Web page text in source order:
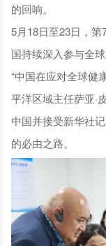
的回响。
5月18日至23日，
国持续深入参与全
“中国在应对全球健
平洋区域主任萨亚·
中国并接受新华社
的必由之路。